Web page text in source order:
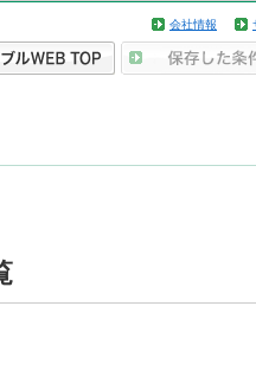
会社情報